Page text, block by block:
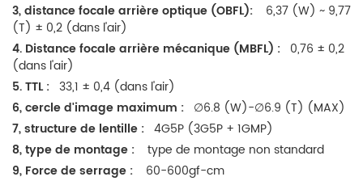
3, distance focale arrière optique (OBFL): 6,37 (W) ~ 9,77
(T) ± 0,2 (dans l'air)
4. Distance focale arrière mécanique (MBFL) : 0,76 ± 0,2
(dans l'air)
5. TTL : 33,1 ± 0,4 (dans l'air)
6, cercle d'image maximum : ∅6.8 (W)-∅6.9 (T) (MAX)
7, structure de lentille : 4G5P (3G5P + 1GMP)
8, type de montage :
type de montage non standard
9, Force de serrage :
60-600gf-cm